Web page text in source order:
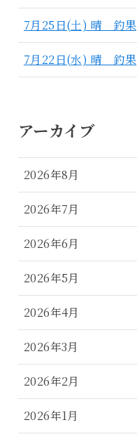
7月25日(土) 晴 釣果
7月22日(水) 晴 釣果
アーカイブ
2026年8月
2026年7月
2026年6月
2026年5月
2026年4月
2026年3月
2026年2月
2026年1月